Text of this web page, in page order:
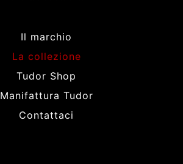
Il marchio
La collezione
Tudor Shop
Manifattura Tudor
Contattaci